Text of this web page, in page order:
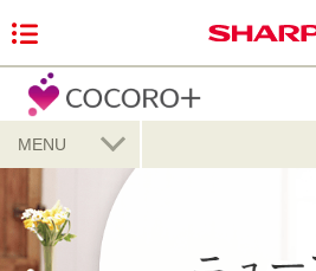
MENU